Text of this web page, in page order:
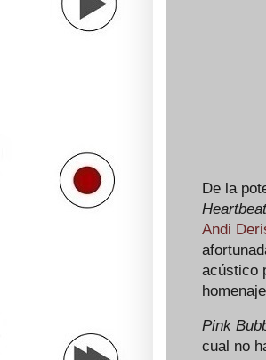
De la
Heartbeat
Andi
acústico
Pink
cual no